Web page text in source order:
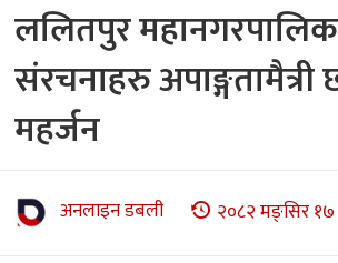
ललितपुर
संरचनाहरु
महर्जन
अनलाइन डबली २०८२ मङ्सिर